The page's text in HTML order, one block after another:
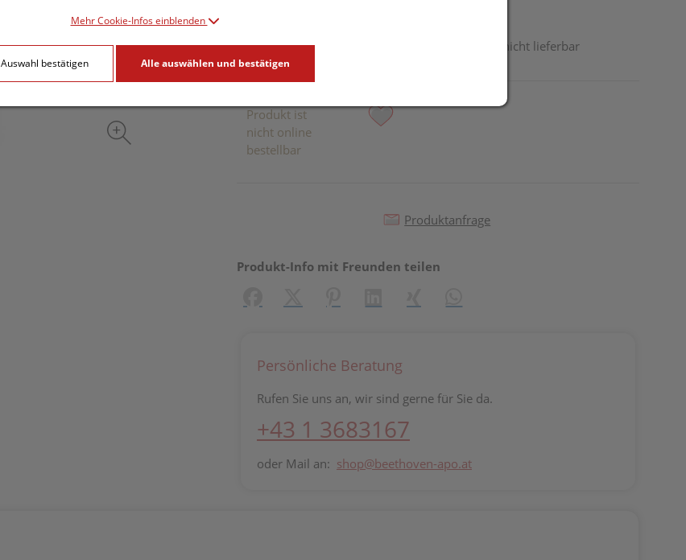
Dieses Produkt ist derzeit vom Hersteller nicht lieferbar
Produkt ist
nicht online
bestellbar
Produktanfrage
Produkt-Info mit Freunden teilen
Persönliche Beratung
Rufen Sie uns an, wir sind gerne für Sie da.
+43 1 3683167
oder Mail an: shop@beethoven-apo.at
Mehr Cookie-Infos einblenden
Auswahl bestätigen Alle auswählen und bestätigen